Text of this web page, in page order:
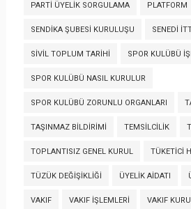
PARTI ÜYELIK SORGULAMA PLATFORM
SENDIKA ŞUBESI KURULUŞU SENEDI
SIVIL TOPLUM TARIHI SPOR KULÜBÜ
SPOR KULÜBÜ NASIL KURULUR
SPOR KULÜBÜ ZORUNLU ORGANLARI
TAŞINMAZ BILDIRIMI TEMSILCILIK
TOPLANTISIZ GENEL KURUL TÜKETICI
TÜZÜK DEĞIŞIKLIĞI ÜYELIK AIDATI
VAKIF VAKIF İŞLEMLERI VAKIF